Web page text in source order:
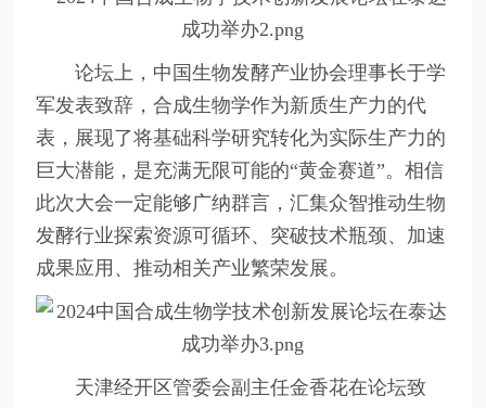
论坛上，中国生物发酵产业协会理事长于学
军发表致辞，合成生物学作为新质生产力的代
表，展现了将基础科学研究转化为实际生产力的
巨大潜能，是充满无限可能的“黄金赛道”。相信
此次大会一定能够广纳群言，汇集众智推动生物
发酵行业探索资源可循环、突破技术瓶颈、加速
成果应用、推动相关产业繁荣发展。
天津经开区管委会副主任金香花在论坛致